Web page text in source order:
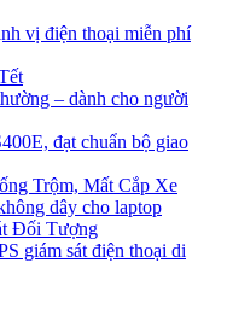
vị điện thoại miễn phí
– dành cho người
đạt chuẩn bộ giao
Trộm, Mất Cắp Xe
dây cho laptop
Đối Tượng
giám sát điện thoại di